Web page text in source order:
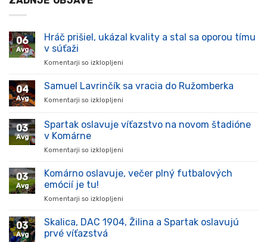
06
Avg
Hráč prišiel, ukázal kvality a stal sa oporou tímu
v súťaži
Komentarji so izklopljeni
prišiel,
stal
súťaži
04
Avg
Samuel Lavrinčík sa vracia do Ružomberka
Komentarji so izklopljeni
Lavrinčík
sa
03
Avg
Spartak oslavuje víťazstvo na novom štadióne
v Komárne
Komentarji so izklopljeni
oslavuje
v
03
Avg
Komárno oslavuje, večer plný futbalových
emócií je tu!
Komentarji so izklopljeni
oslavuje,
03
Avg
Skalica, DAC 1904, Žilina a Spartak oslavujú
prvé víťazstvá